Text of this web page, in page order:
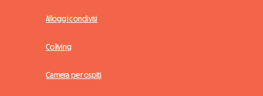
Alloggi condivisi
Coliving
Camera per ospiti